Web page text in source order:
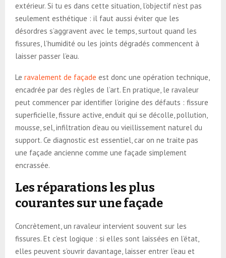
extérieur. Si tu es dans cette situation, l’objectif n’est pas
seulement esthétique : il faut aussi éviter que les
désordres s’aggravent avec le temps, surtout quand les
fissures, l’humidité ou les joints dégradés commencent à
laisser passer l’eau.
Le ravalement de façade est donc une opération technique,
encadrée par des règles de l’art. En pratique, le ravaleur
peut commencer par identifier l’origine des défauts : fissure
superficielle, fissure active, enduit qui se décolle, pollution,
mousse, sel, infiltration d’eau ou vieillissement naturel du
support. Ce diagnostic est essentiel, car on ne traite pas
une façade ancienne comme une façade simplement
encrassée.
Les réparations les plus
courantes sur une façade
Concrètement, un ravaleur intervient souvent sur les
fissures. Et c’est logique : si elles sont laissées en l’état,
elles peuvent s’ouvrir davantage, laisser entrer l’eau et